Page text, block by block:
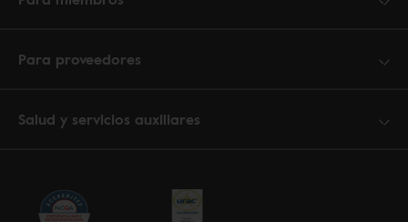
Para proveedores
Salud y servicios auxiliares